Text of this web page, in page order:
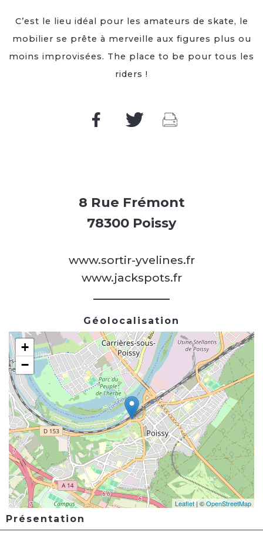
C’est le lieu idéal pour les amateurs de skate, le
mobilier se prête à merveille aux figures plus ou
moins improvisées. The place to be pour tous les
riders !
8 Rue Frémont
78300 Poissy
www.sortir-yvelines.fr
www.jackspots.fr
Géolocalisation
+
−
Leaflet| ©OpenStreetMap
Présentation